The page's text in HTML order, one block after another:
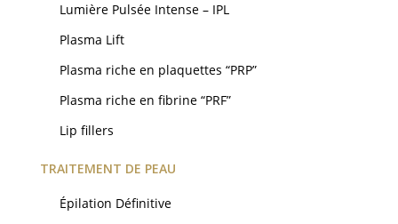
Lumière Pulsée Intense – IPL
Plasma Lift
Plasma riche en plaquettes “PRP”
Plasma riche en fibrine “PRF”
Lip fillers
TRAITEMENT DE PEAU
Épilation Définitive